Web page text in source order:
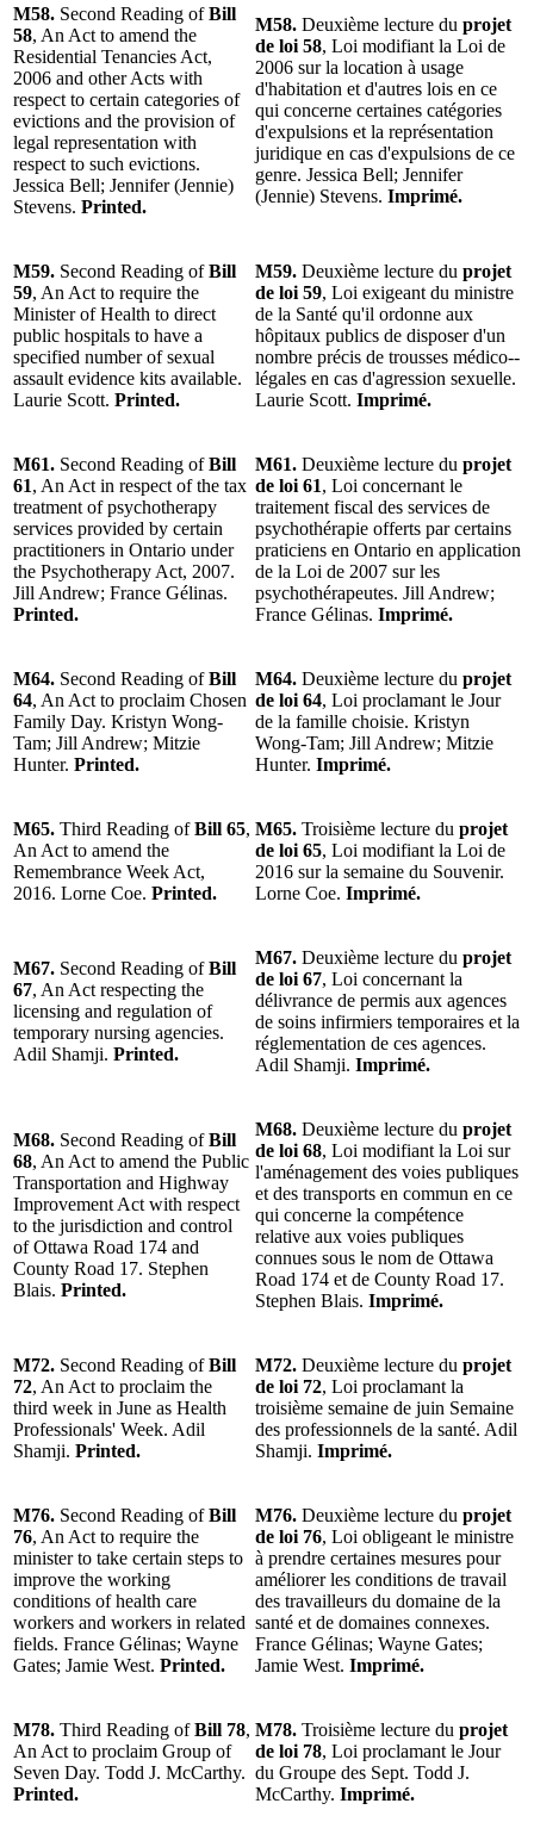
M58. Second Reading ofBill
58, An Act to amend the
Residential Tenancies Act,
2006 and other Acts with
respect to certain categories of
evictions and the provision of
legal representation with
respect to such evictions.
Jessica Bell; Jennifer (Jennie)
Stevens. Printed.
M58. Deuxième lecture du projet
de loi 58, Loi modifiant la Loi de
2006 sur la location à usage
d'habitation et d'autres lois en ce
qui concerne certaines catégories
d'expulsions et la représentation
juridique en cas d'expulsions de ce
genre. Jessica Bell; Jennifer
(Jennie) Stevens. Imprimé.
M59. Second Reading ofBill
59, An Act to require the
Minister of Health to direct
public hospitals to have a
specified number of sexual
assault evidence kits available.
Laurie Scott. Printed.
M59. Deuxième lecture du projet
de loi 59, Loi exigeant du ministre
de la Santé qu'il ordonne aux
hôpitaux publics de disposer d'un
nombre précis de trousses médico-­
légales en cas d'agression sexuelle.
Laurie Scott. Imprimé.
M61. Second Reading ofBill
61, An Act in respect of the tax
treatment of psychotherapy
services provided by certain
practitioners in Ontario under
the Psychotherapy Act, 2007.
Jill Andrew; France Gélinas.
Printed.
M61. Deuxième lecture du projet
de loi 61, Loi concernant le
traitement fiscal des services de
psychothérapie offerts par certains
praticiens en Ontario en application
de la Loi de 2007 sur les
psychothérapeutes. Jill Andrew;
France Gélinas. Imprimé.
M64. Second Reading ofBill
64, An Act to proclaim Chosen
Family Day. Kristyn Wong-
Tam; Jill Andrew; Mitzie
Hunter. Printed.
M64. Deuxième lecture du projet
de loi 64, Loi proclamant le Jour
de la famille choisie. Kristyn
Wong-Tam; Jill Andrew; Mitzie
Hunter. Imprimé.
M65. Third Reading ofBill 65,
An Act to amend the
Remembrance Week Act,
2016. Lorne Coe. Printed.
M65. Troisième lecture du projet
de loi 65, Loi modifiant la Loi de
2016 sur la semaine du Souvenir.
Lorne Coe. Imprimé.
M67. Second Reading ofBill
67, An Act respecting the
licensing and regulation of
temporary nursing agencies.
Adil Shamji. Printed.
M67. Deuxième lecture du projet
de loi 67, Loi concernant la
délivrance de permis aux agences
de soins infirmiers temporaires et la
réglementation de ces agences.
Adil Shamji. Imprimé.
M68. Second Reading ofBill
68, An Act to amend the Public
Transportation and Highway
Improvement Act with respect
to the jurisdiction and control
of Ottawa Road 174 and
County Road 17. Stephen
Blais. Printed.
M68. Deuxième lecture du projet
de loi 68, Loi modifiant la Loi sur
l'aménagement des voies publiques
et des transports en commun en ce
qui concerne la compétence
relative aux voies publiques
connues sous le nom de Ottawa
Road 174 et de County Road 17.
Stephen Blais. Imprimé.
M72. Second Reading ofBill
72, An Act to proclaim the
third week in June as Health
Professionals' Week. Adil
Shamji. Printed.
M72. Deuxième lecture du projet
de loi 72, Loi proclamant la
troisième semaine de juin Semaine
des professionnels de la santé. Adil
Shamji. Imprimé.
M76. Second Reading ofBill
76, An Act to require the
minister to take certain steps to
improve the working
conditions of health care
workers and workers in related
fields. France Gélinas; Wayne
Gates; Jamie West. Printed.
M76. Deuxième lecture du projet
de loi 76, Loi obligeant le ministre
à prendre certaines mesures pour
améliorer les conditions de travail
des travailleurs du domaine de la
santé et de domaines connexes.
France Gélinas; Wayne Gates;
Jamie West. Imprimé.
M78. Third Reading ofBill 78,
An Act to proclaim Group of
Seven Day. Todd J. McCarthy.
Printed.
M78. Troisième lecture du projet
de loi 78, Loi proclamant le Jour
du Groupe des Sept. Todd J.
McCarthy. Imprimé.